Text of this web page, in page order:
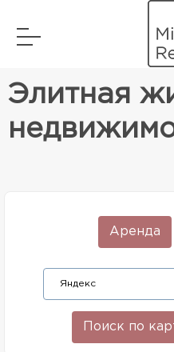
Элитная
Элитная
Аренда
Поиск по